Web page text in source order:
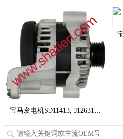
宝马发电机SD11413, 0126312014, 12318634228